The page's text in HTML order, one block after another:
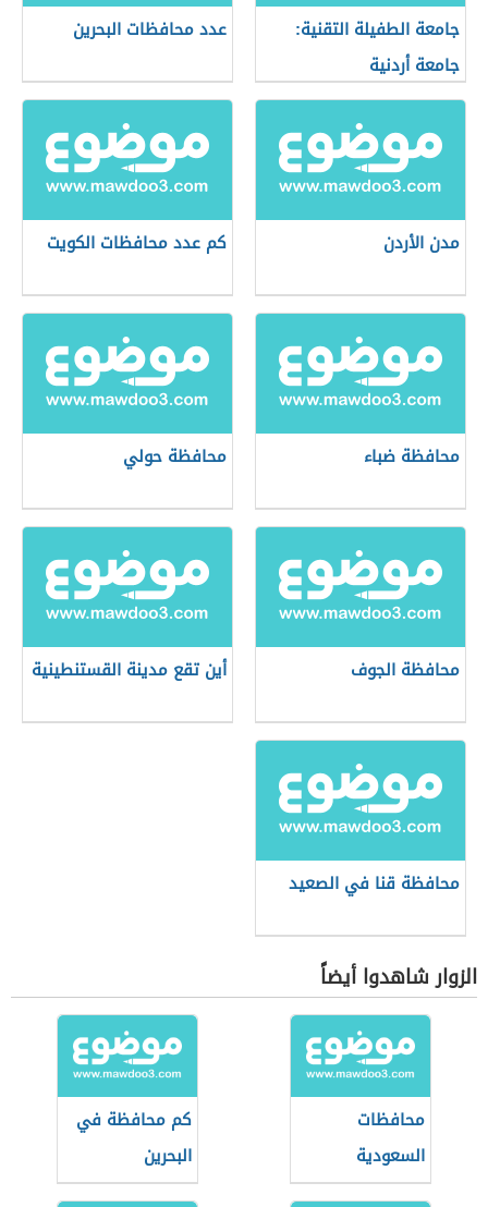
جامعة الطفيلة التقنية:
جامعة أردنية
عدد محافظات البحرين
مدن الأردن كم عدد محافظات الكويت
محافظة ضباء محافظة حولي
محافظة الجوف أين تقع مدينة القستنطينية
محافظة قنا في الصعيد
الزوار شاهدوا أيضاً
محافظات
السعودية
كم محافظة في
البحرين